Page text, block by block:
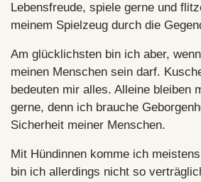
Lebensfreude, spiele gerne und
meinem Spielzeug durch die
Am glücklichsten bin ich aber,
meinen Menschen sein darf.
bedeuten mir alles. Alleine bleiben
gerne, denn ich brauche
Sicherheit meiner Menschen.
Mit Hündinnen komme ich
bin ich allerdings nicht so